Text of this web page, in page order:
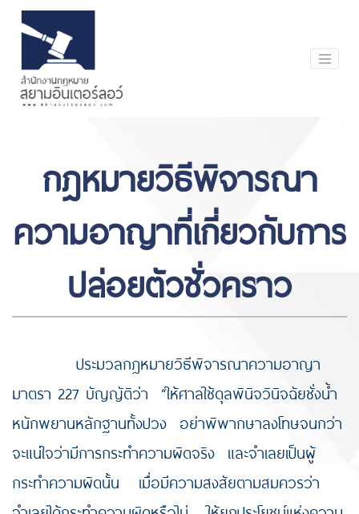
กฎหมายวิธีพิจารณา
ความอาญาที่เกี่ยวกับการ
ปล่อยตัวชั่วคราว
ประมวลกฎหมายวิธีพิจารณาความอาญา
มาตรา 227 บัญญัติว่า “ให้ศาลใช้ดุลพินิจวินิจฉัยชั่งน้ำ
หนักพยานหลักฐานทั้งปวง อย่าพิพากษาลงโทษจนกว่า
จะแน่ใจว่ามีการกระทำความผิดจริง และจำเลยเป็นผู้
กระทำความผิดนั้น เมื่อมีความสงสัยตามสมควรว่า